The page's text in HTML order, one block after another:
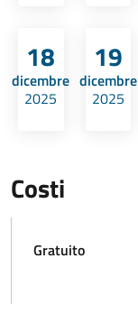
18
dicembre
2025
19
dicembre
2025
Costi
Gratuito